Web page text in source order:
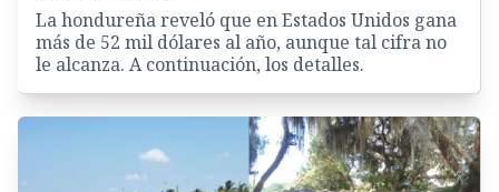
La hondureña reveló que en Estados Unidos gana
más de 52 mil dólares al año, aunque tal cifra no
le alcanza. A continuación, los detalles.